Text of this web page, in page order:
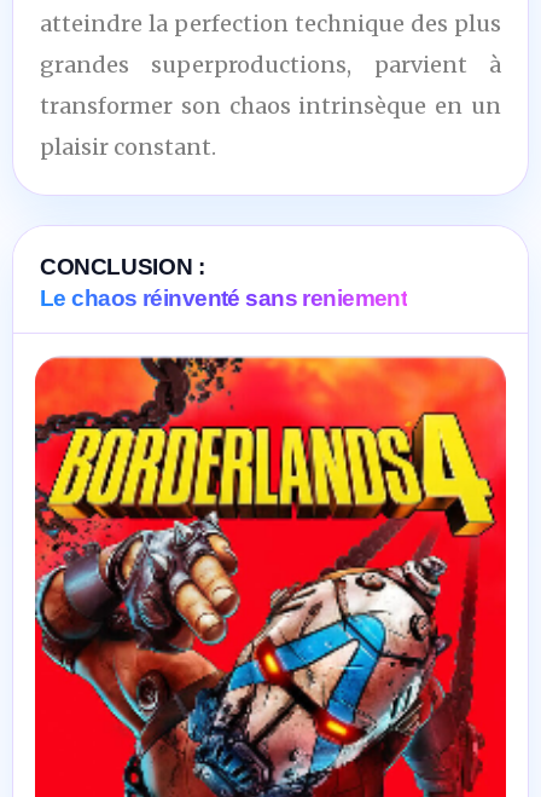
atteindre la perfection technique des plus
grandes superproductions, parvient à
transformer son chaos intrinsèque en un
plaisir constant.
CONCLUSION :
Le chaos réinventé sans reniement